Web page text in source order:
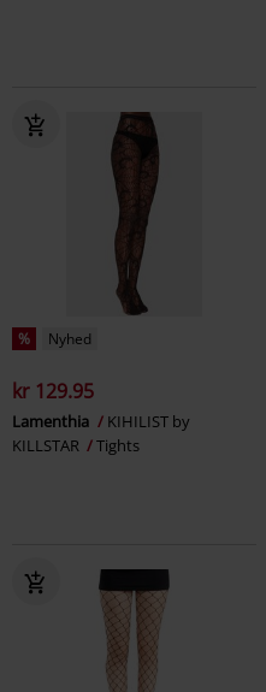
% Nyhed
kr 129.95
Lamenthia
KIHILIST by
KILLSTAR
Tights